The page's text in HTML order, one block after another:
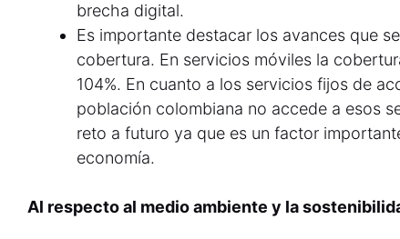
brecha digital.
Es importante destacar los avances que
cobertura. En servicios móviles la
104%. En cuanto a los servicios fijos de
población colombiana no accede a esos
reto a futuro ya que es un factor
economía.
Al respecto al medio ambiente y la